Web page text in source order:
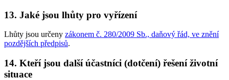
13. Jaké jsou lhůty pro vyřízení
Lhůty jsou určeny zákonem č. 280/2009 Sb., daňový řád, ve znění
pozdějších předpisů.
14. Kteří jsou další účastníci (dotčení) řešení životní
situace